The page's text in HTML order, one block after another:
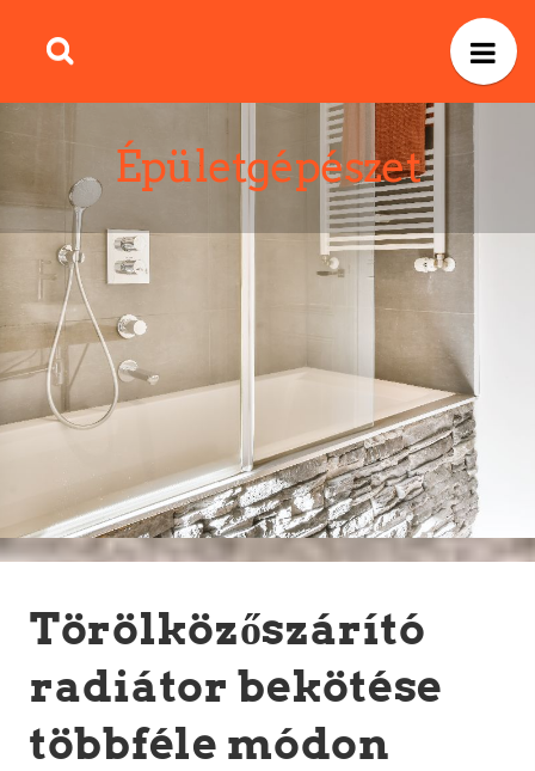
Épületgépészet
Törölközőszárító
radiátor bekötése
többféle módon